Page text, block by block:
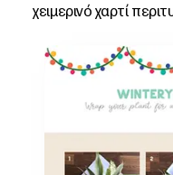
χειμερινό χαρτί
Σχεδιασμός
Τέχνη φιλική
Ευέλικτη
Εκτύπωση κατά